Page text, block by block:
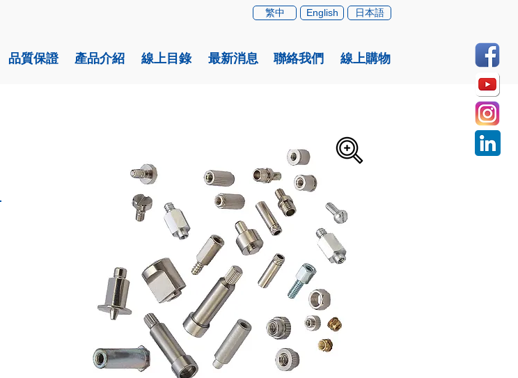
繁中 English 日本語
品質保證 產品介紹 線上目錄 最新消息 聯絡我們 線上購物